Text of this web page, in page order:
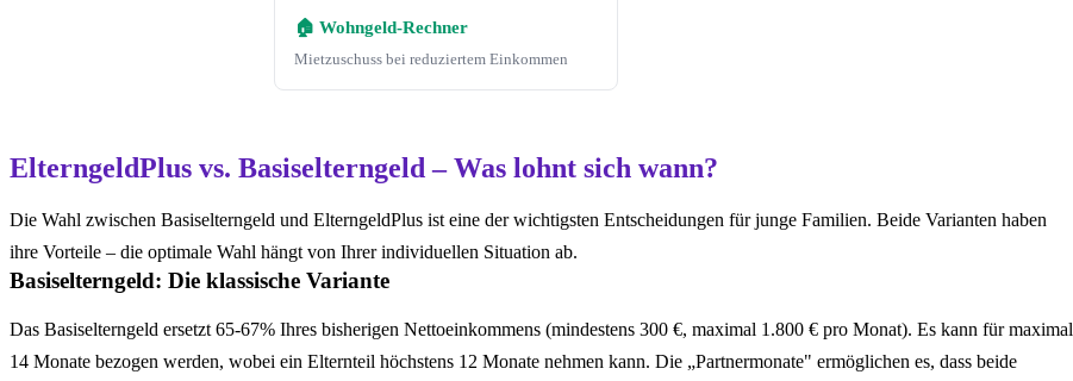
🏠 Wohngeld-Rechner
Mietzuschuss bei reduziertem Einkommen
ElterngeldPlus vs. Basiselterngeld – Was lohnt sich wann?
Die Wahl zwischen Basiselterngeld und ElterngeldPlus ist eine der wichtigsten Entscheidungen für junge Familien. Beide Varianten haben
ihre Vorteile – die optimale Wahl hängt von Ihrer individuellen Situation ab.
Basiselterngeld: Die klassische Variante
Das Basiselterngeld ersetzt 65-67% Ihres bisherigen Nettoeinkommens (mindestens 300 €, maximal 1.800 € pro Monat). Es kann für maximal
14 Monate bezogen werden, wobei ein Elternteil höchstens 12 Monate nehmen kann. Die „Partnermonate" ermöglichen es, dass beide